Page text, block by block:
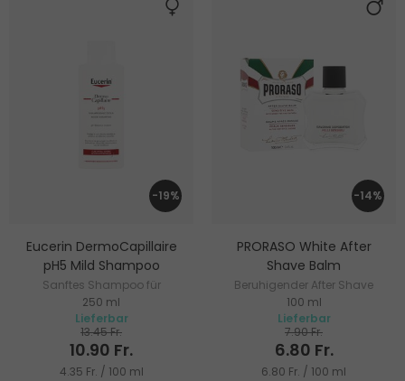
-19%
Eucerin DermoCapillaire
pH5 Mild Shampoo
Sanftes Shampoo für
empfindliche Kopfhaut
250 ml
Lieferbar
13.45 Fr.
10.90 Fr.
4.35 Fr. / 100 ml
-14%
PRORASO White After
Shave Balm
Beruhigender After Shave
Balsam
100 ml
Lieferbar
7.90 Fr.
6.80 Fr.
6.80 Fr. / 100 ml